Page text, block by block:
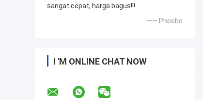
sangat cepat, harga bagus!!!
—— Phoebe
I 'M ONLINE CHAT NOW